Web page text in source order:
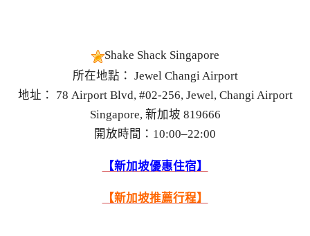
Shake Shack Singapore
所在地點： Jewel Changi Airport
地址： 78 Airport Blvd, #02-256, Jewel, Changi Airport
Singapore, 新加坡 819666
開放時間：10:00–22:00
【新加坡優惠住宿】
【新加坡推薦行程】